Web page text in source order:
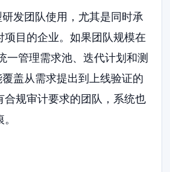
发团队使用，尤其是同时承
项目的企业。如果团队规模在
一管理需求池、迭代计划和测
盖从需求提出到上线验证的
合规审计要求的团队，系统也